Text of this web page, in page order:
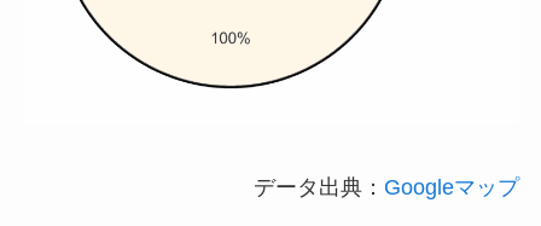
データ出典： Googleマップ